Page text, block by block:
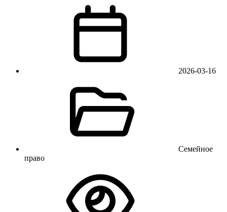
2026-03-16
Семейное
право